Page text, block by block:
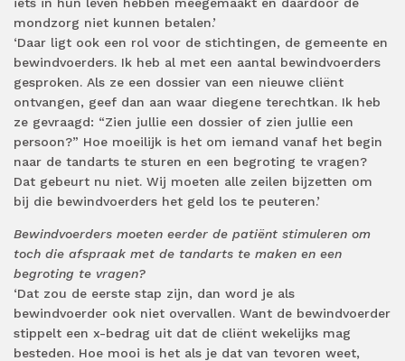
mondzorg niet kunnen betalen.’
‘Daar ligt ook een rol voor de stichtingen, de gemeente en
bewindvoerders. Ik heb al met een aantal bewindvoerders
gesproken. Als ze een dossier van een nieuwe cliënt
ontvangen, geef dan aan waar diegene terechtkan. Ik heb
ze gevraagd: “Zien jullie een dossier of zien jullie een
persoon?” Hoe moeilijk is het om iemand vanaf het begin
naar de tandarts te sturen en een begroting te vragen?
Dat gebeurt nu niet. Wij moeten alle zeilen bijzetten om
bij die bewindvoerders het geld los te peuteren.’
Bewindvoerders moeten eerder de patiënt stimuleren om
toch die afspraak met de tandarts te maken en een
begroting te vragen?
‘Dat zou de eerste stap zijn, dan word je als
bewindvoerder ook niet overvallen. Want de bewindvoerder
stippelt een x-bedrag uit dat de cliënt wekelijks mag
besteden. Hoe mooi is het als je dat van tevoren weet,